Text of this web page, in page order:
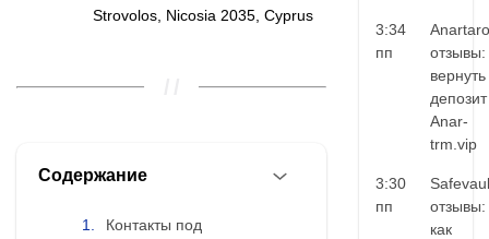
Strovolos, Nicosia 2035, Cyprus
Содержание
Контакты под
3:34
пп
отзывы:
вернуть
Anar-
trm.vip
3:30
пп
отзывы:
как